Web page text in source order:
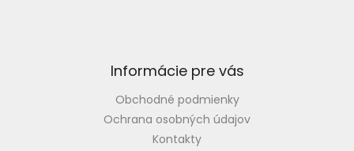
Informácie pre vás
Obchodné podmienky
Ochrana osobných údajov
Kontakty